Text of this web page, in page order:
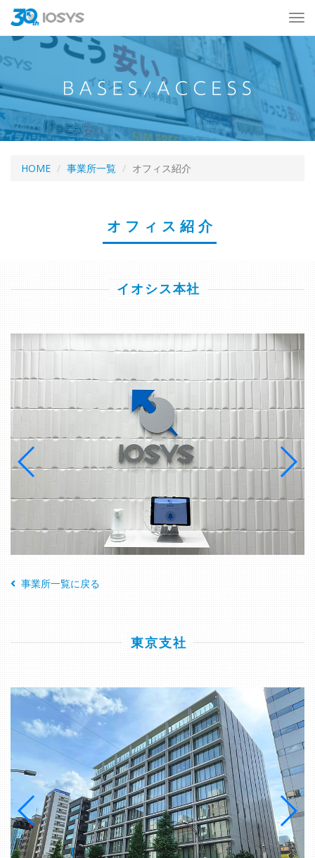
HOME 事業所一覧 オフィス紹介
オフィス紹介
事業所一覧に戻る